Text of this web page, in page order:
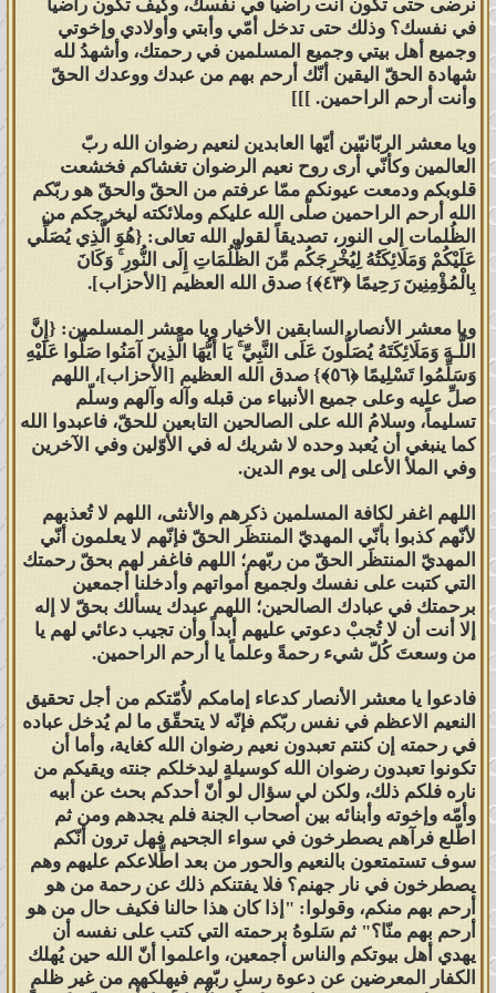
تصديقاً لقول الله تعالى:{لَن تَنفَعَكُمْ
أَرْحَامُكُمْ وَلَا أَوْلَادُكُمْ ۚ يَوْمَ الْقِيَامَةِ يَفْصِلُ
بَيْنَكُمْ ۚوَاللَّـهُ بِمَا تَعْمَلُونَ بَصِيرٌ ﴿٣﴾}
الله العظيم [الممتحنة:3]، ولذلك قال
محمدٌ رسول الله صلّى الله عليه وآله
وسلم:[يا فاطمة بنت مُحمد اعملي
لنفسك فإني لا أغني عنك من الله شيئاً]
صدق محمد رسول الله صلّى الله عليه
وآله وسلّم.
ومن ثم تبيّن لنا الحديث المُفترى عن
النّبي كذباً أنَّ محمداً رسولَ الله صلى
الله عليه وآله وسلم، يشفع للناس كما
يلي:
اقتباس المشاركة :
فيأتون آدم فيقولون له اشفع لذريتك
، فيقول : لست لها ، ولكن عليكم
بإبراهيم ، فإنه خليل الله ، فيأتون
إبراهيم ، فيقول : لست لها ، ولكن
عليكم بموسى ، فإنه كليم الله ،
فيؤتى موسى ، فيقول : لست لها ،
ولكن عليكم بعيسى ، فإنه رُوح الله
وكلمته ، فيؤتى عيسى ، فيقول :
لست لها، ولكن عليكم بمحمد .
فأوتى فأقول : أنا لها ، ثم أنطلق
نرضى حتى تكون أنت راضياً في نفسك، وكيف تكون راضياً
في نفسك؟ وذلك حتى تدخل أمّي وأبتي وأولادي وإخوتي
وجميع أهل بيتي وجميع المسلمين في رحمتك، وأشهدُ لله
شهادة الحقّ اليقين أنّك أرحم بهم من عبدك ووعدك الحقّ
وأنت أرحم الراحمين. ]]]
ويا معشر الربّانيّين أيّها العابدين لنعيم رضوان الله ربّ
العالمين وكأنّي أرى روح نعيم الرضوان تغشاكم فخشعت
قلوبكم ودمعت عيونكم ممّا عرفتم من الحقّ والحقّ هو ربّكم
الله أرحم الراحمين صلّى الله عليكم وملائكته ليخرجكم من
الظُلمات إلى النور، تصديقاً لقول الله تعالى: {هُوَ الَّذِي يُصَلِّي
عَلَيْكُمْ وَمَلَائِكَتُهُ لِيُخْرِجَكُم مِّنَ الظُّلُمَاتِ إِلَى النُّورِ ۚ وَكَانَ
بِالْمُؤْمِنِينَ رَحِيمًا ﴿٤٣﴾} صدق الله العظيم [الأحزاب].
ويا معشر الأنصار السابقين الأخيار ويا معشر المسلمين: {إِنَّ
اللَّـهَ وَمَلَائِكَتَهُ يُصَلُّونَ عَلَى النَّبِيِّ ۚ يَا أَيُّهَا الَّذِينَ آمَنُوا صَلُّوا عَلَيْهِ
وَسَلِّمُوا تَسْلِيمًا ﴿٥٦﴾} صدق الله العظيم [الأحزاب]، اللهم
صلِّ عليه وعلى جميع الأنبياء من قبله وآله وآلهم وسلّم
تسليماً، وسلامُ الله على الصالحين التابعين للحقّ، فاعبدوا الله
كما ينبغي أن يُعبد وحده لا شريك له في الأوّلين وفي الآخرين
وفي الملأ الأعلى إلى يوم الدين.
اللهم اغفر لكافة المسلمين ذكرهم والأنثى، اللهم لا تُعذبهم
لأنّهم كذبوا بأنّي المهديّ المنتظَر الحقّ فإنّهم لا يعلمون أنّي
المهديّ المنتظَر الحقّ من ربّهم؛ اللهم فاغفر لهم بحقّ رحمتك
التي كتبت على نفسك ولجميع أمواتهم وأدخلنا أجمعين
برحمتك في عبادك الصالحين؛ اللهم عبدك يسألك بحقّ لا إله
إلا أنت أن لا تُجبْ دعوتي عليهم أبداً وأن تجيب دعائي لهم يا
من وسعتَ كُلّ شيء رحمةً وعلماً يا أرحم الراحمين.
فادعوا يا معشر الأنصار كدعاء إمامكم لأُمّتكم من أجل تحقيق
النعيم الاعظم في نفس ربّكم فإنّه لا يتحقّق ما لم يُدخل عباده
في رحمته إن كنتم تعبدون نعيم رضوان الله كغاية، وأما أن
تكونوا تعبدون رضوان الله كوسيلةٍ ليدخلكم جنته ويقيكم من
ناره فلكم ذلك، ولكن لي سؤال لو أنّ أحدكم بحث عن أبيه
وأمّه وإخوته وأبنائه بين أصحاب الجنة فلم يجدهم ومن ثم
اطّلع فرآهم يصطرخون في سواء الجحيم فهل ترون أنّكم
سوف تستمتعون بالنعيم والحور من بعد اطِّلاعكم عليهم وهم
يصطرخون في نار جهنم؟ فلا يفتنكم ذلك عن رحمة من هو
أرحم بهم منكم، وقولوا: "إذا كان هذا حالنا فكيف حال من هو
أرحم بهم منّا؟" ثم سَلوهُ برحمته التي كتب على نفسه أن
يهدي أهل بيوتكم والناس أجمعين، واعلموا أنّ الله حين يُهلك
الكفار المعرضين عن دعوة رسل ربّهم فيهلكهم من غير ظلمٍ